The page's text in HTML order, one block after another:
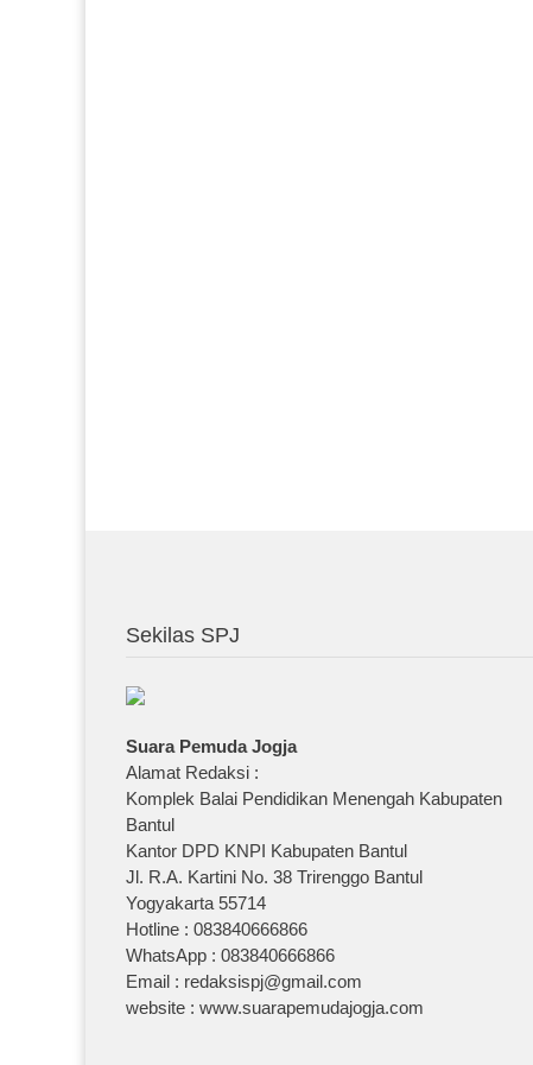
Sekilas SPJ
Suara Pemuda Jogja
Alamat Redaksi :
Komplek Balai Pendidikan Menengah Kabupaten
Bantul
Kantor DPD KNPI Kabupaten Bantul
Jl. R.A. Kartini No. 38 Trirenggo Bantul
Yogyakarta 55714
Hotline : 083840666866
WhatsApp : 083840666866
Email : redaksispj@gmail.com
website : www.suarapemudajogja.com